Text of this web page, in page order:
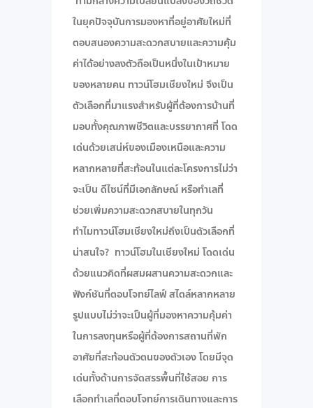
ในยุคปัจจุบันการมองหาที่อยู่อาศัยใหม่ที่
ตอบสนองความสะดวกสบายและความคุ้ม
ค่าได้อย่างลงตัวถือเป็นหนึ่งในเป้าหมาย
ของหลายคน ทาวน์โฮมเชียงใหม่ จึงเป็น
ตัวเลือกที่มาแรงสำหรับผู้ที่ต้องการบ้านที่
มอบทั้งคุณภาพชีวิตและบรรยากาศที่ โดด
เด่นด้วยเสน่ห์ของเมืองเหนือและความ
หลากหลายที่สะท้อนในแต่ละโครงการไม่ว่า
จะเป็น ดีไซน์ที่มีเอกลักษณ์ หรือทำเลที่
ช่วยเพิ่มความสะดวกสบายในทุกวัน
ทำไมทาวน์โฮมเชียงใหม่ถึงเป็นตัวเลือกที่
น่าสนใจ? ทาวน์โฮมในเชียงใหม่ โดดเด่น
ด้วยแนวคิดที่ผสมผสานความสะดวกและ
ฟังก์ชันที่ตอบโจทย์ไลฟ์ สไตล์หลากหลาย
รูปแบบไม่ว่าจะเป็นผู้ที่มองหาความคุ้มค่า
ในการลงทุนหรือผู้ที่ต้องการสถานที่พัก
อาศัยที่สะท้อนตัวตนของตัวเอง โดยมีจุด
เด่นทั้งด้านการจัดสรรพื้นที่ใช้สอย การ
เลือกทำเลที่ตอบโจทย์การเดินทางและการ